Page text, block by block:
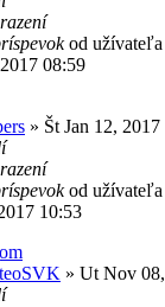
od užívateľa
08:59
» Št Jan 12,
od užívateľa
10:53
» Ut Nov